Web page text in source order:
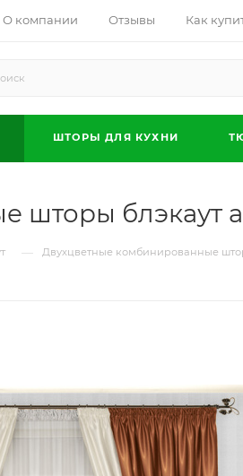
О компании Отзывы Как
ШТОРЫ ДЛЯ КУХНИ
шторы блэкаут
— Двухцветные комбинированные